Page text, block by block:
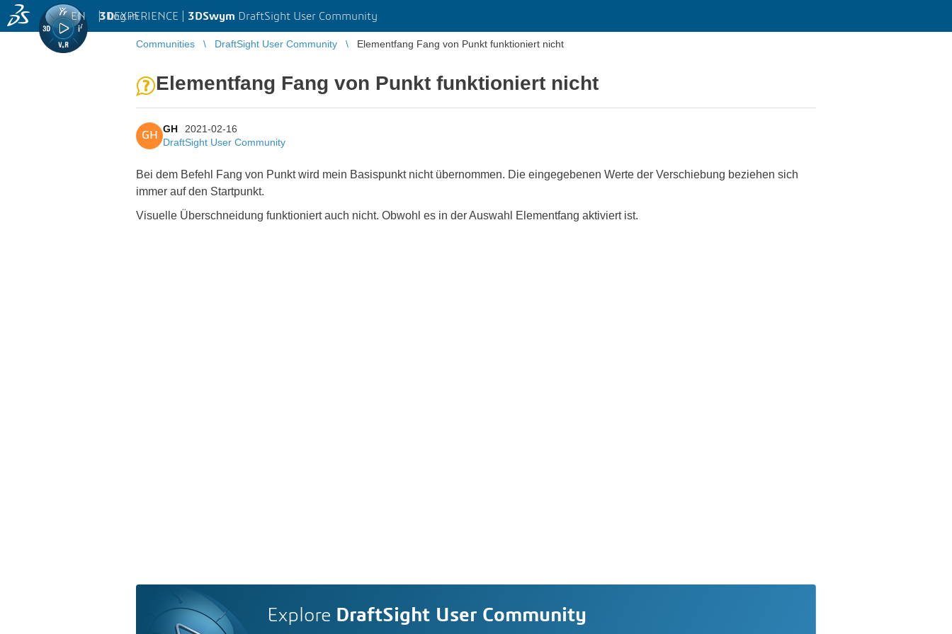
3DEXPERIENCE | 3DSwym DraftSight User Community
EN | Log in
Communities DraftSight User Community Elementfang Fang von Punkt funktioniert nicht
Elementfang Fang von Punkt funktioniert nicht
GH
GH
2021-02-16
DraftSight User Community
Bei dem Befehl Fang von Punkt wird mein Basispunkt nicht übernommen. Die eingegebenen Werte der Verschiebung beziehen sich
immer auf den Startpunkt.
Visuelle Überschneidung funktioniert auch nicht. Obwohl es in der Auswahl Elementfang aktiviert ist.
Explore DraftSight User Community